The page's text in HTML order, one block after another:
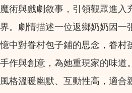
魔術與戲劇敘事，引領觀眾進入
界。劇情描述一位返鄉奶奶因一
憶中對眷村包子鋪的思念，眷村
手作與創意，為她重現家的味道
風格溫暖幽默、互動性高，適合